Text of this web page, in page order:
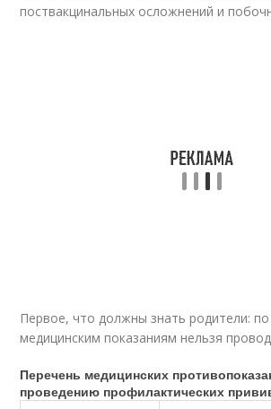
поствакцинальных осложнений и
Первое, что должны знать родители: по
медицинским показаниям нельзя
Перечень медицинских
проведению профилактических